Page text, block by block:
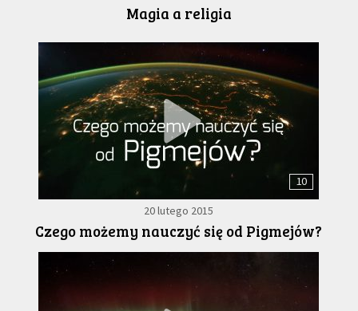
Magia a religia
10
20 lutego 2015
Czego możemy nauczyć się od Pigmejów?